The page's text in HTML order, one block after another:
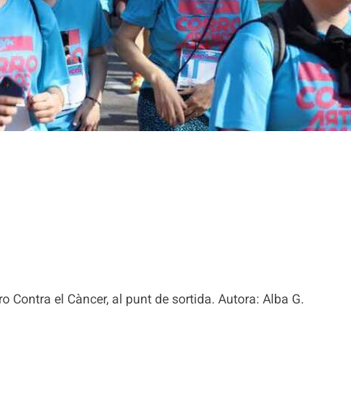
Contra el Càncer, al punt de sortida. Autora: Alba G.